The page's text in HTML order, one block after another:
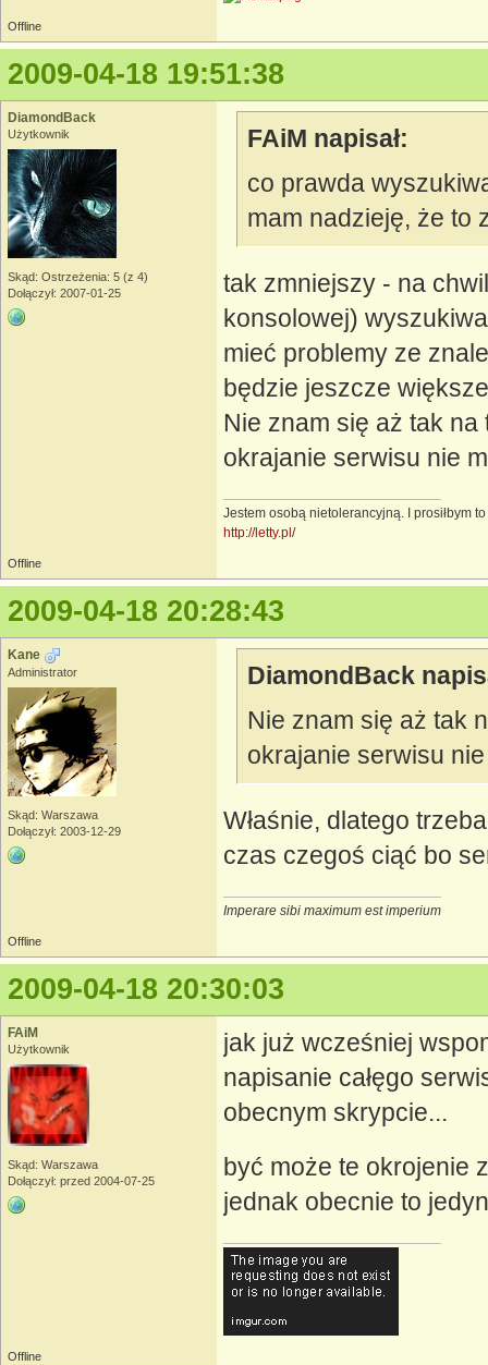
Offline
2009-04-18 19:51:38
DiamondBack
Użytkownik
Skąd: Ostrzeżenia: 5 (z 4)
Dołączył: 2007-01-25
FAiM napisał:
co prawda
mam nadzieję, że to
tak zmniejszy - na
konsolowej)
mieć problemy ze
będzie jeszcze
Nie znam się aż tak
okrajanie serwisu nie
Jestem osobą nietolerancyjną. I prosiłbym
http://letty.pl/
Offline
2009-04-18 20:28:43
Kane
Administrator
Skąd: Warszawa
Dołączył: 2003-12-29
DiamondBack
Nie znam się aż tak
okrajanie serwisu
Właśnie, dlatego
czas czegoś ciąć bo
Imperare sibi maximum est imperium
Offline
2009-04-18 20:30:03
FAiM
Użytkownik
Skąd: Warszawa
Dołączył: przed 2004-07-25
jak już wcześniej
napisanie całęgo
obecnym skrypcie...
być może te okrojenie
jednak obecnie to
Offline